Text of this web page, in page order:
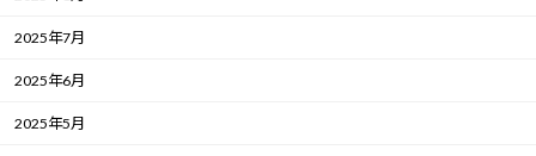
2025年7月
2025年6月
2025年5月